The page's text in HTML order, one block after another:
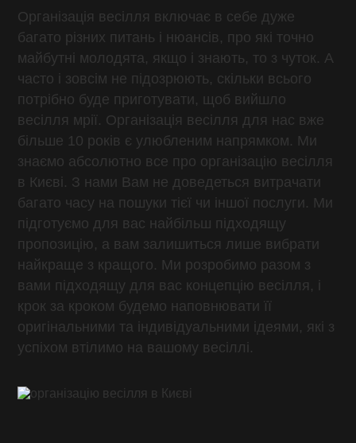
Організація весілля включає в себе дуже
багато різних питань і нюансів, про які точно
майбутні молодята, якщо і знають, то з чуток. А
часто і зовсім не підозрюють, скільки всього
потрібно буде приготувати, щоб вийшло
весілля мрії. Організація весілля для нас вже
більше 10 років є улюбленим напрямком. Ми
знаємо абсолютно все про організацію весілля
в Києві. З нами Вам не доведеться витрачати
багато часу на пошуки тієї чи іншої послуги. Ми
підготуємо для вас найбільш підходящу
пропозицію, а вам залишиться лише вибрати
найкраще з кращого. Ми розробимо разом з
вами підходящу для вас концепцію весілля, і
крок за кроком будемо наповнювати її
оригінальними та індивідуальними ідеями, які з
успіхом втілимо на вашому весіллі.